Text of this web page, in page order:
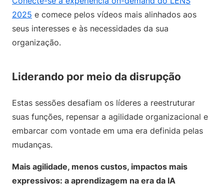
2025 e comece pelos vídeos mais alinhados aos
seus interesses e às necessidades da sua
organização.
Liderando por meio da disrupção
Estas sessões desafiam os líderes a reestruturar
suas funções, repensar a agilidade organizacional e
embarcar com vontade em uma era definida pelas
mudanças.
Mais agilidade, menos custos, impactos mais
expressivos: a aprendizagem na era da IA